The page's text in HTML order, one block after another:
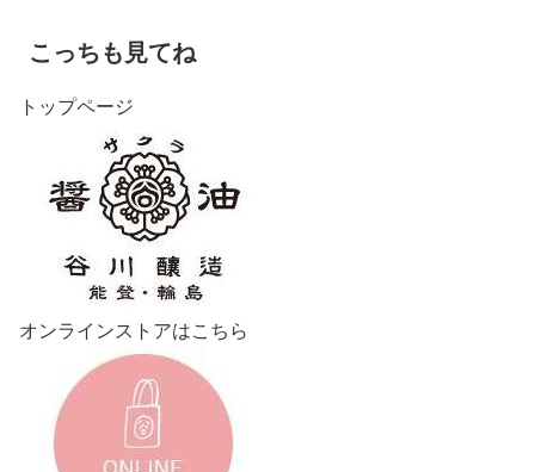
こっちも見てね
トップページ
オンラインストアはこちら